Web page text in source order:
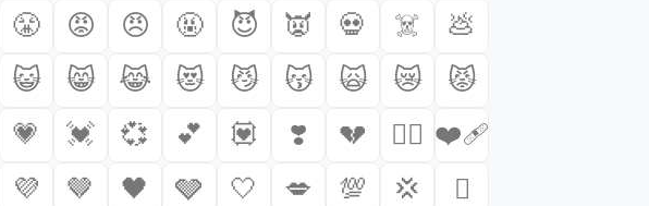
😤 😡 😠 🤬 😈 👿 💀 ☠️
💩
😺 😸 😹 😻 😼 😽 🙀 😿
😾
💗 💓 💞 💕 💟 ❣️ 💔 ❤️‍🔥 ❤️‍🩹
💜 🤎 🖤 🩶 🤍 💋 💯 💢
🫯